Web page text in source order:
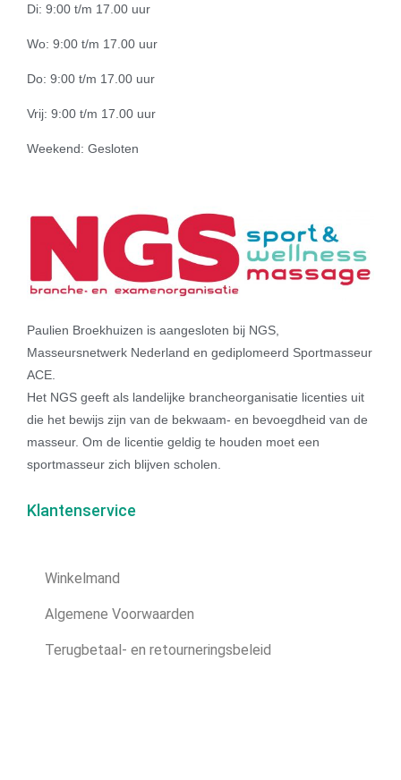
Di: 9:00 t/m 17.00 uur
Wo: 9:00 t/m 17.00 uur
Do: 9:00 t/m 17.00 uur
Vrij: 9:00 t/m 17.00 uur
Weekend: Gesloten
Paulien Broekhuizen is aangesloten bij NGS,
Masseursnetwerk Nederland en gediplomeerd Sportmasseur
ACE.
Het NGS geeft als landelijke brancheorganisatie licenties uit
die het bewijs zijn van de bekwaam- en bevoegdheid van de
masseur. Om de licentie geldig te houden moet een
sportmasseur zich blijven scholen.
Klantenservice
Winkelmand
Algemene Voorwaarden
Terugbetaal- en retourneringsbeleid